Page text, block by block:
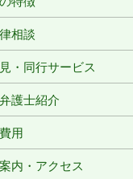
相談
・同行サービス
護士紹介
用
内・アクセス